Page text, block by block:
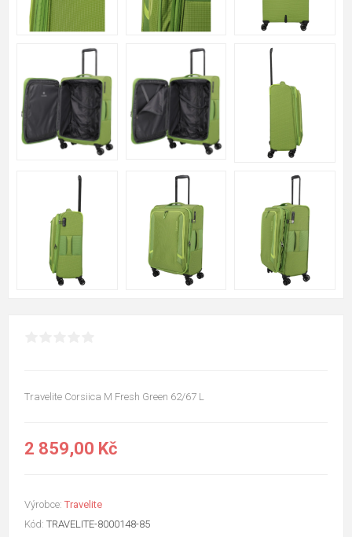
Travelite Corsiica M Fresh Green 62/67 L
2 859,00 Kč
Výrobce: Travelite
Kód: TRAVELITE-8000148-85